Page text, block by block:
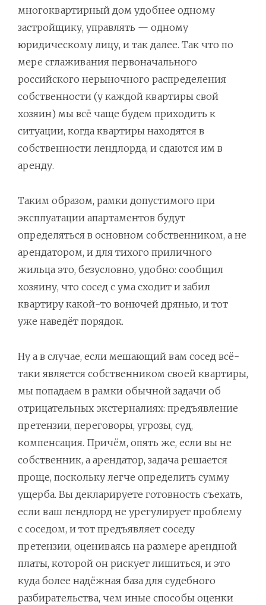
многоквартирный дом удобнее одному
застройщику, управлять — одному
юридическому лицу, и так далее. Так что по
мере сглаживания первоначального
российского нерыночного распределения
собственности (у каждой квартиры свой
хозяин) мы всё чаще будем приходить к
ситуации, когда квартиры находятся в
собственности лендлорда, и сдаются им в
аренду.
Таким образом, рамки допустимого при
эксплуатации апартаментов будут
определяться в основном собственником, а не
арендатором, и для тихого приличного
жильца это, безусловно, удобно: сообщил
хозяину, что сосед с ума сходит и забил
квартиру какой-то вонючей дрянью, и тот
уже наведёт порядок.
Ну а в случае, если мешающий вам сосед всё-
таки является собственником своей квартиры,
мы попадаем в рамки обычной задачи об
отрицательных экстерналиях: предъявление
претензии, переговоры, угрозы, суд,
компенсация. Причём, опять же, если вы не
собственник, а арендатор, задача решается
проще, поскольку легче определить сумму
ущерба. Вы декларируете готовность съехать,
если ваш лендлорд не урегулирует проблему
с соседом, и тот предъявляет соседу
претензии, оцениваясь на размере арендной
платы, которой он рискует лишиться, и это
куда более надёжная база для судебного
разбирательства, чем иные способы оценки